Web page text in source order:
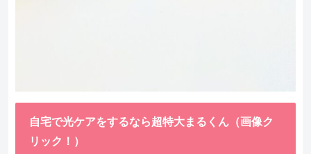
自宅で光ケアをするなら超特大まるくん（画像ク
リック！）